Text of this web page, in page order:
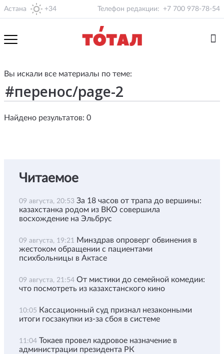
Астана +34 Телефон редакции: +7 700 978-78-54
Вы искали все материалы по теме:
Найдено результатов: 0
Читаемое
09 августа, 20:53 За 18 часов от трапа до вершины:
казахстанка родом из ВКО совершила
восхождение на Эльбрус
09 августа, 19:21 Минздрав опроверг обвинения в
жестоком обращении с пациентами
психбольницы в Актасе
09 августа, 21:54 От мистики до семейной комедии:
что посмотреть из казахстанского кино
10:05 Кассационный суд признал незаконными
итоги госзакупки из-за сбоя в системе
11:04 Токаев провел кадровое назначение в
администрации президента РК